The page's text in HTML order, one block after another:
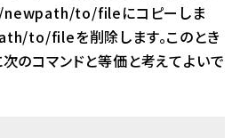
to/fileにコピーしま
to/fileを削除します。このとき
のコマンドと等価と考えてよいで